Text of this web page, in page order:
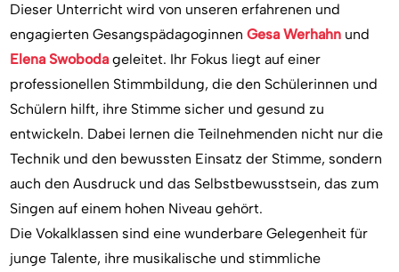
Dieser Unterricht wird von unseren erfahrenen und
engagierten GesangspädagoginnenGesa Werhahn und
Elena Swoboda geleitet. Ihr Fokus liegt auf einer
professionellen Stimmbildung, die den Schülerinnen und
Schülern hilft, ihre Stimme sicher und gesund zu
entwickeln. Dabei lernen die Teilnehmenden nicht nur die
Technik und den bewussten Einsatz der Stimme, sondern
auch den Ausdruck und das Selbstbewusstsein, das zum
Singen auf einem hohen Niveau gehört.
Die Vokalklassen sind eine wunderbare Gelegenheit für
junge Talente, ihre musikalische und stimmliche